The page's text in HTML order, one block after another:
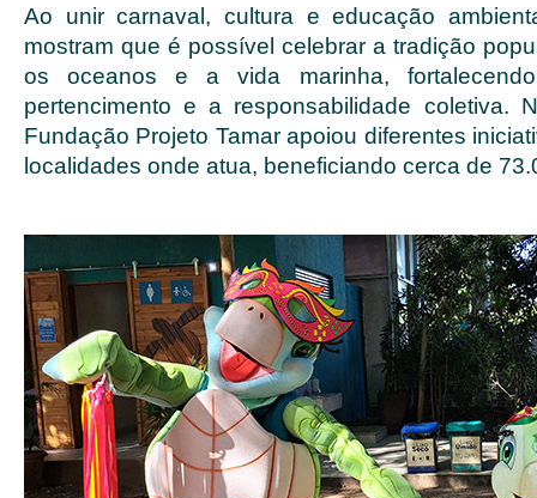
Ao unir carnaval, cultura e educação
mostram que é possível celebrar a tradição
os oceanos e a vida marinha,
pertencimento e a responsabilidade coletiva.
Fundação Projeto Tamar apoiou diferentes
localidades onde atua, beneficiando cerca de